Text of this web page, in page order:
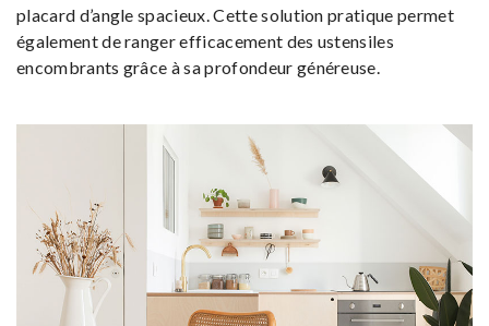
placard d’angle spacieux. Cette solution pratique permet
également de ranger efficacement des ustensiles
encombrants grâce à sa profondeur généreuse.